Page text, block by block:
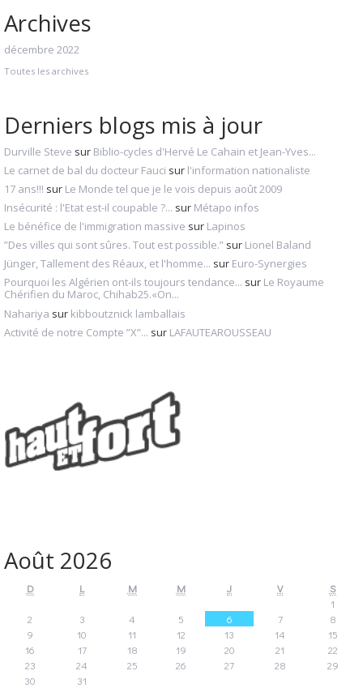
Archives
décembre 2022
Toutes les archives
Derniers blogs mis à jour
Durville Steve sur Biblio-cycles d'Hervé Le Cahain et Jean-Yves...
Le carnet de bal du docteur Fauci sur l'information nationaliste
17 ans!!! sur Le Monde tel que je le vois depuis août 2009
Insécurité : l'Etat est-il coupable ?... sur Métapo infos
Le bénéfice de l'immigration massive sur Lapinos
”Des villes qui sont sûres. Tout est possible.” sur Lionel Baland
Jünger, Tallement des Réaux, et l'homme... sur Euro-Synergies
Pourquoi les Algérien ont-ils toujours tendance... sur Le Royaume
Chérifien du Maroc, Chihab25.«On...
Nahariya sur kibboutznick lamballais
Activité de notre Compte ”X”... sur LAFAUTEAROUSSEAU
Août 2026
D L M M J V
S
1
2
3 4 5 6 7
8
9
10 11 12 13 14
15
16
17 18 19 20 21
22
23
24 25 26 27 28
29
30
31